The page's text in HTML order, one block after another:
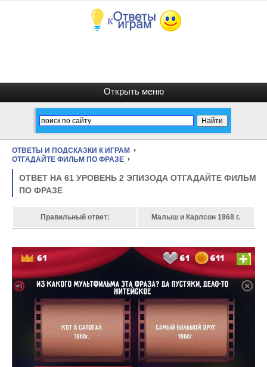
ОТВЕТЫ И ПОДСКАЗКИ К ИГРАМ
ОТГАДАЙТЕ ФИЛЬМ ПО ФРАЗЕ
ОТВЕТ НА 61 УРОВЕНЬ 2 ЭПИЗОДА ОТГАДАЙТЕ ФИЛЬМ
ПО ФРАЗЕ
Правильный ответ: Малыш и Карлсон 1968 г.